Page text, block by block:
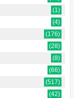
(1)
(4)
(176)
(28)
(8)
(66)
(517)
(42)